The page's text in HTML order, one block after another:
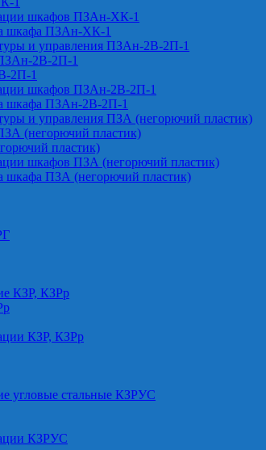
шкафов ПЗАн-ХК-1
шкафа ПЗАн-ХК-1
и управления ПЗАн-2В-2П-1
2В-2П-1
2П-1
шкафов ПЗАн-2В-2П-1
шкафа ПЗАн-2В-2П-1
и управления ПЗА (негорючий пластик)
(негорючий пластик)
пластик)
шкафов ПЗА (негорючий пластик)
шкафа ПЗА (негорючий пластик)
КЗР, КЗРр
КЗР, КЗРр
угловые стальные КЗРУС
КЗРУС